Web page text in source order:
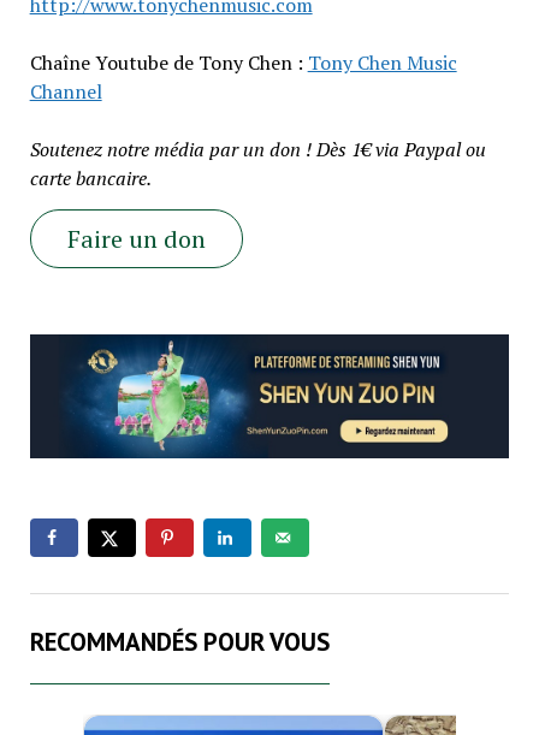
Chaîne Youtube de Tony Chen : Tony Chen Music
Channel
Soutenez notre média par un don ! Dès 1€ via Paypal ou
carte bancaire.
Faire un don
RECOMMANDÉS POUR VOUS